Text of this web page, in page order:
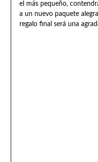
el más pequeño,
a un nuevo paquete
regalo final será una